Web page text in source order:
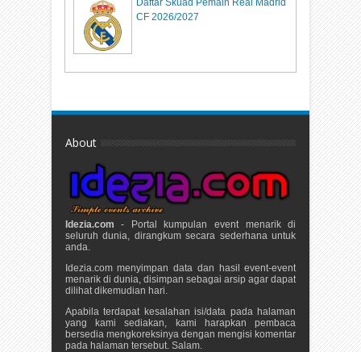
Daftar Skuad Pemain Real Madrid
CF 2026/2027
About
Idezia.com - Portal kumpulan event menarik di
seluruh dunia, dirangkum secara sederhana untuk
anda.
Idezia.com menyimpan data dan hasil event-event
menarik di dunia, disimpan sebagai arsip agar dapat
dilihat dikemudian hari.
Apabila terdapat kesalahan isi/data pada halaman
yang kami sediakan, kami harapkan pembaca
bersedia mengkoreksinya dengan mengisi komentar
pada halaman tersebut. Salam.